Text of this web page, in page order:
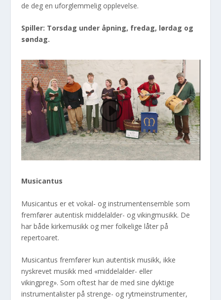
de deg en uforglemmelig opplevelse.
Spiller: Torsdag under åpning, fredag, lørdag og
søndag.
Musicantus
Musicantus er et vokal- og instrumentensemble som
fremfører autentisk middelalder- og vikingmusikk. De
har både kirkemusikk og mer folkelige låter på
repertoaret.
Musicantus fremfører kun autentisk musikk, ikke
nyskrevet musikk med «middelalder- eller
vikingpreg». Som oftest har de med sine dyktige
instrumentalister på strenge- og rytmeinstrumenter,